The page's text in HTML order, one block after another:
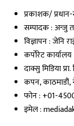
प्रकाशक/
सम्पादक : अन्जु
विज्ञापन : जेनि
कर्पोरेट कार्यालय
दाक्सु मिडिया प्रा.
कपन, काठमाडौं,
फोन : +01-
इमेल :
सूचना विभाग